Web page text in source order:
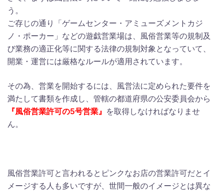
う。
ご存じの通り「ゲームセンター・アミューズメントカジ
ノ・ポーカー」などの遊戯営業場は、風俗営業等の規制及
び業務の適正化等に関する法律の規制対象となっていて、
開業・運営には厳格なルールが適用されています。
その為、営業を開始するには、風営法に定められた要件を
満たして書類を作成し、管轄の都道府県の公安委員会から
『風俗営業許可の5号営業』 を取得しなければなりませ
ん。
風俗営業許可と言われるとピンクなお店の営業許可だとイ
メージする人も多いですが、世間一般のイメージとは異な